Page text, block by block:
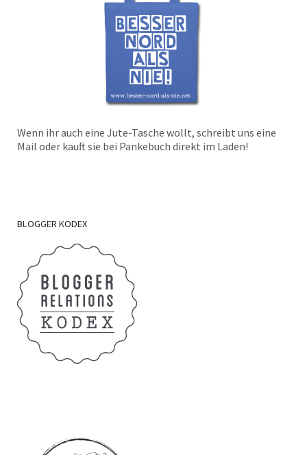
Wenn ihr auch eine Jute-Tasche wollt, schreibt uns eine
Mail oder kauft sie bei Pankebuch direkt im Laden!
BLOGGER KODEX